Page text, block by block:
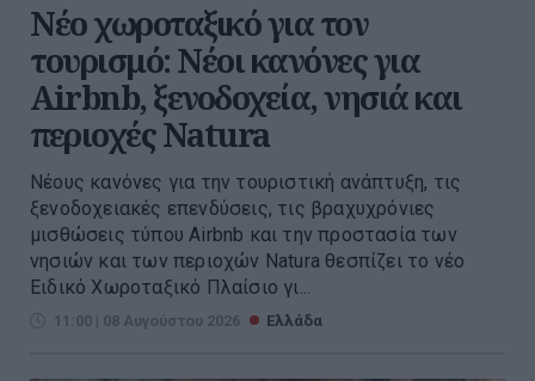
Νέο χωροταξικό για τον
τουρισμό: Νέοι κανόνες για
Airbnb, ξενοδοχεία, νησιά και
περιοχές Natura
Νέους κανόνες για την τουριστική ανάπτυξη, τις
ξενοδοχειακές επενδύσεις, τις βραχυχρόνιες
μισθώσεις τύπου Airbnb και την προστασία των
νησιών και των περιοχών Natura θεσπίζει το νέο
Ειδικό Χωροταξικό Πλαίσιο γι...
11:00 | 08 Αυγούστου 2026 Ελλάδα